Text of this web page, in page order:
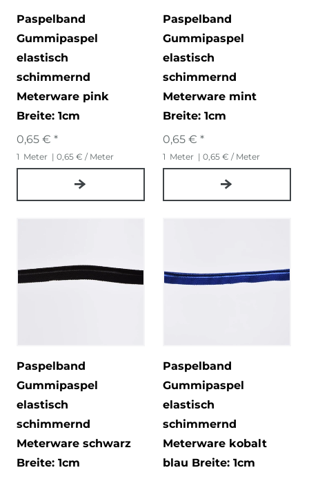
Paspelband
Gummipaspel
elastisch
schimmernd
Meterware pink
Breite: 1cm
0,65 € *
1 Meter | 0,65 € / Meter
Paspelband
Gummipaspel
elastisch
schimmernd
Meterware mint
Breite: 1cm
0,65 € *
1 Meter | 0,65 € / Meter
Paspelband
Gummipaspel
elastisch
schimmernd
Meterware schwarz
Breite: 1cm
Paspelband
Gummipaspel
elastisch
schimmernd
Meterware kobalt
blau Breite: 1cm